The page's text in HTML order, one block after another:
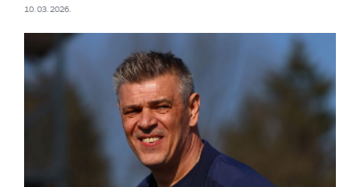
10. 03. 2026.